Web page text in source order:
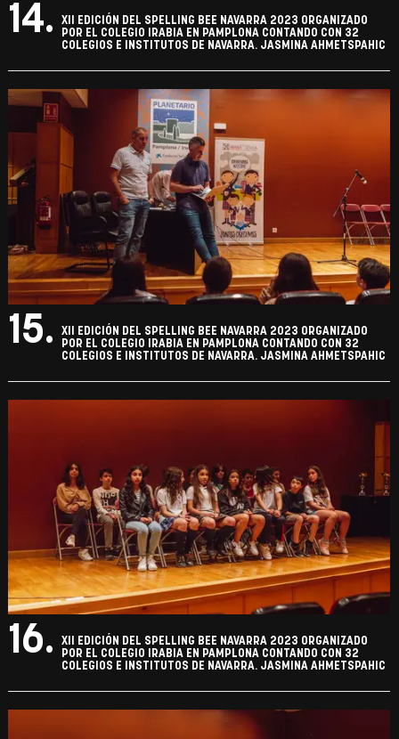
14.
XII EDICIÓN DEL SPELLING BEE NAVARRA 2023 ORGANIZADO
POR EL COLEGIO IRABIA EN PAMPLONA CONTANDO CON 32
COLEGIOS E INSTITUTOS DE NAVARRA. JASMINA AHMETSPAHIC
15.
XII EDICIÓN DEL SPELLING BEE NAVARRA 2023 ORGANIZADO
POR EL COLEGIO IRABIA EN PAMPLONA CONTANDO CON 32
COLEGIOS E INSTITUTOS DE NAVARRA. JASMINA AHMETSPAHIC
16.
XII EDICIÓN DEL SPELLING BEE NAVARRA 2023 ORGANIZADO
POR EL COLEGIO IRABIA EN PAMPLONA CONTANDO CON 32
COLEGIOS E INSTITUTOS DE NAVARRA. JASMINA AHMETSPAHIC